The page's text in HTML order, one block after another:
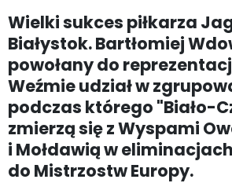
Wielki sukces piłkarza
Białystok. Bartłomiej
powołany do
Weźmie udział w
podczas którego "Biało-
zmierzą się z Wyspami
i Mołdawią w eliminacjach
do Mistrzostw Europy.